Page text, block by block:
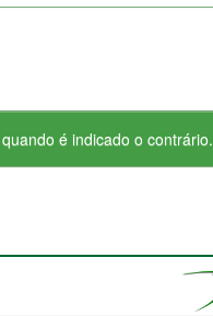
é indicado o contrário.